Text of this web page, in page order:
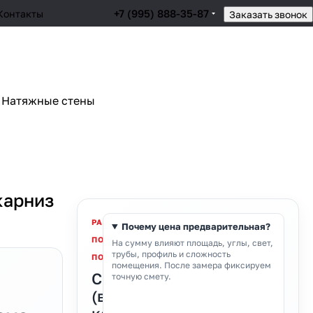
+7 (995) 888-35-87 Заказать звонок
Натяжные стены
РАСЧЁТ
ПО
ПОМЕЩЕНИЮ
Скрытый
(встроенный)
Почему цена предварительная?
На сумму влияют площадь, углы, свет,
трубы, профиль и сложность
помещения. После замера фиксируем
точную смету.